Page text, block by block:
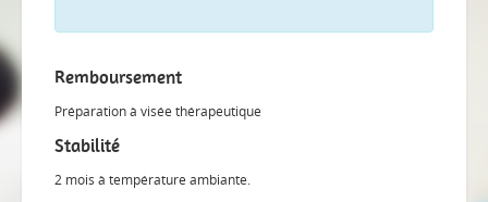
Remboursement
Préparation à visée thérapeutique
Stabilité
2 mois à température ambiante.